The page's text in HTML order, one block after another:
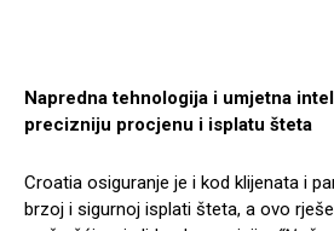
Napredna tehnologija i umjetna
precizniju procjenu i isplatu šteta
Croatia osiguranje je i kod klijenata i
brzoj i sigurnoj isplati šteta, a ovo